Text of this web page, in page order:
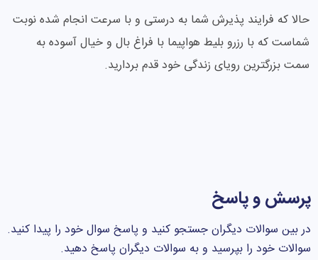
حالا که فرایند پذیرش شما به درستی و با سرعت انجام شده نوبت
شماست که با رزرو بلیط هواپیما با فراغ بال و خیال آسوده به
سمت بزرگترین رویای زندگی خود قدم بردارید.
پرسش و پاسخ
در بین سوالات دیگران جستجو کنید و پاسخ سوال خود را پیدا کنید.
سوالات خود را بپرسید و به سوالات دیگران پاسخ دهید.